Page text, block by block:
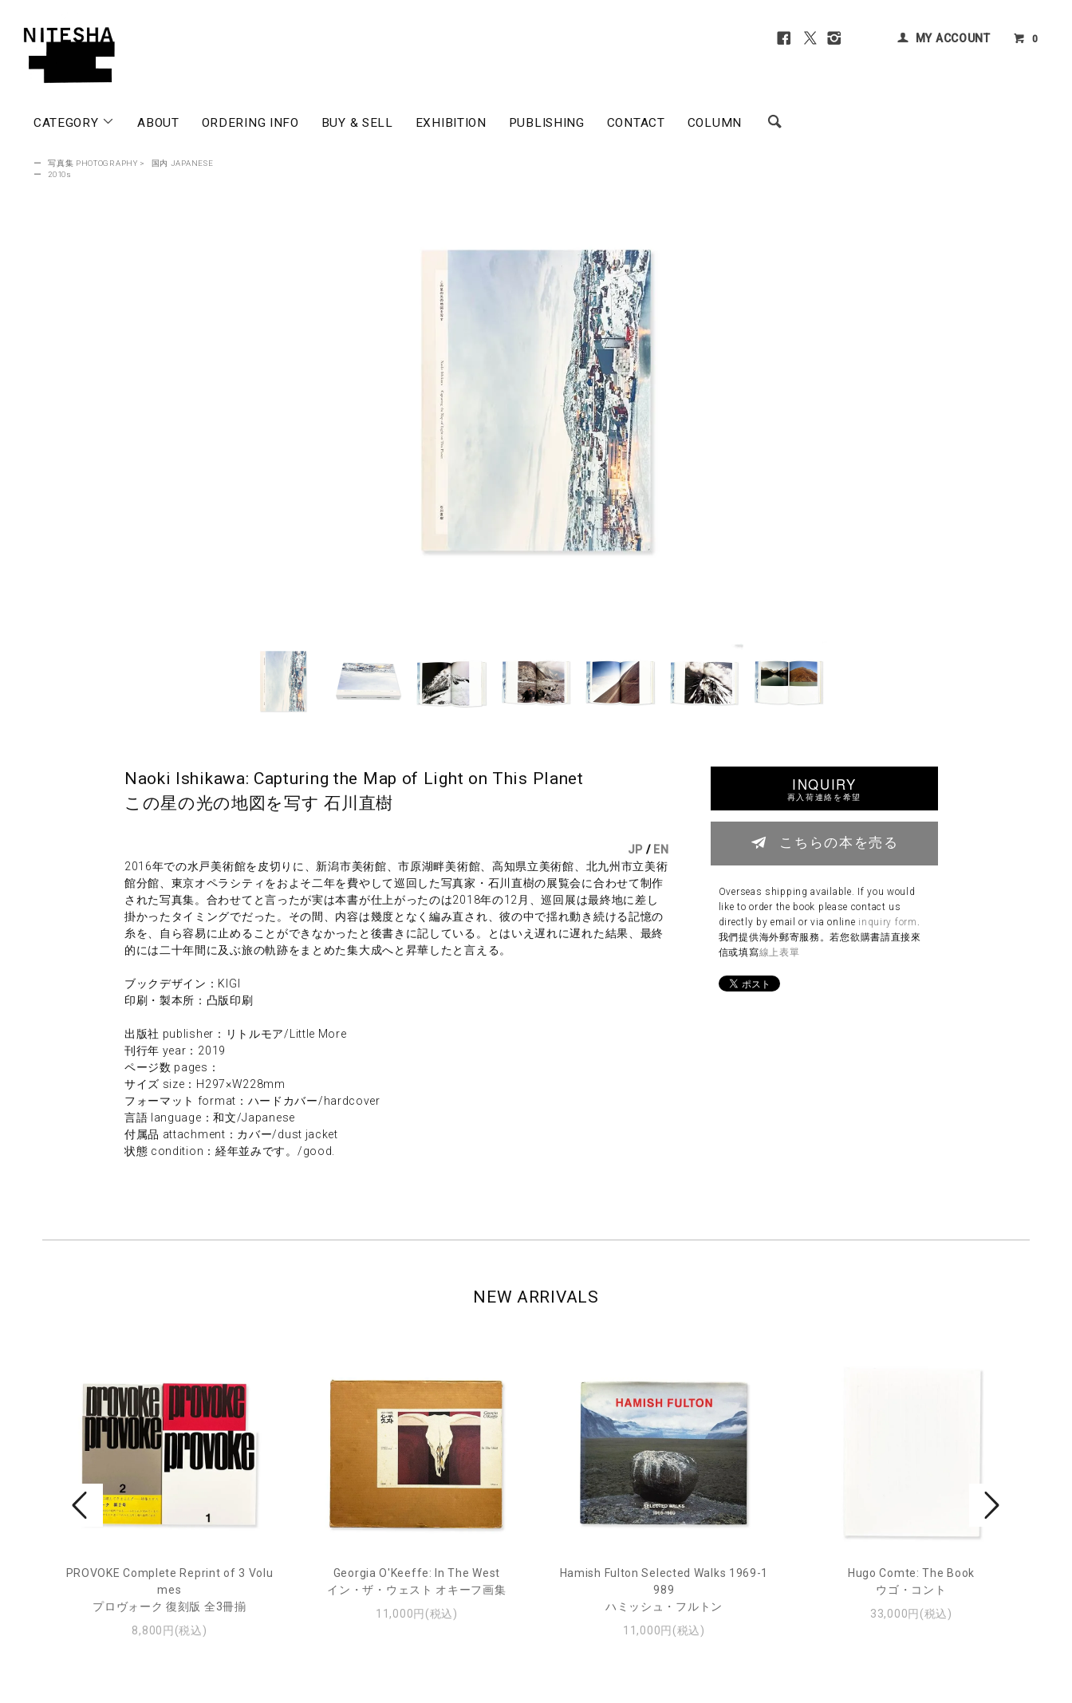
MY ACCOUNT 0
CATEGORY ABOUT ORDERING INFO BUY & SELL EXHIBITION PUBLISHING CONTACT COLUMN
ー 写真集 PHOTOGRAPHY >
国内 JAPANESE
ー
2010s
Naoki Ishikawa: Capturing the Map of Light on This Planet
この星の光の地図を写す 石川直樹
JP / EN
2016年での水戸美術館を皮切りに、新潟市美術館、市原湖畔美術館、高知県立美術館、北九州市立美術
館分館、東京オペラシティをおよそ二年を費やして巡回した写真家・石川直樹の展覧会に合わせて制作
された写真集。合わせてと言ったが実は本書が仕上がったのは2018年の12月、巡回展は最終地に差し
掛かったタイミングでだった。その間、内容は幾度となく編み直され、彼の中で揺れ動き続ける記憶の
糸を、自ら容易に止めることができなかったと後書きに記している。とはいえ遅れに遅れた結果、最終
的には二十年間に及ぶ旅の軌跡をまとめた集大成へと昇華したと言える。
ブックデザイン：KIGI
印刷・製本所：凸版印刷
出版社 publisher：リトルモア/Little More
刊行年 year：2019
ページ数 pages：
サイズ size：H297×W228mm
フォーマット format：ハードカバー/hardcover
言語 language：和文/Japanese
付属品 attachment：カバー/dust jacket
状態 condition：経年並みです。/good.
INQUIRY
再入荷連絡を希望
こちらの本を売る
Overseas shipping available. If you would
like to order the book please contact us
directly by email or via online inquiry form .
我們提供海外郵寄服務。若您欲購書請直接來
信或填寫線上表單
NEW ARRIVALS
PROVOKE Complete Reprint of 3 Volu
mes
プロヴォーク 復刻版 全3冊揃
8,800円(税込)
Georgia O'Keeffe: In The West
イン・ザ・ウェスト オキーフ画集
11,000円(税込)
Hamish Fulton Selected Walks 1969-1
989
ハミッシュ・フルトン
11,000円(税込)
Hugo Comte: The Book
ウゴ・コント
33,000円(税込)